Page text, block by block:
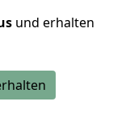
und erhalten